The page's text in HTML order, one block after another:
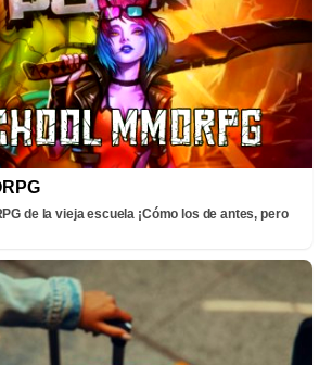
de la vieja escuela ¡Cómo los de antes, pero